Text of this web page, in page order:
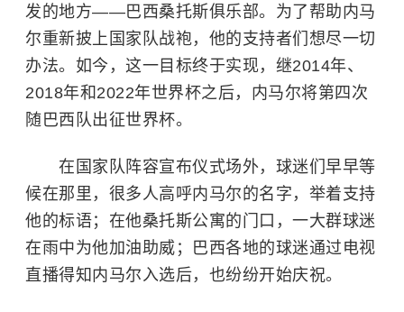
发的地方——巴西桑托斯俱乐部。为了帮助内马
尔重新披上国家队战袍，他的支持者们想尽一切
办法。如今，这一目标终于实现，继2014年、
2018年和2022年世界杯之后，内马尔将第四次
随巴西队出征世界杯。
在国家队阵容宣布仪式场外，球迷们早早等
候在那里，很多人高呼内马尔的名字，举着支持
他的标语；在他桑托斯公寓的门口，一大群球迷
在雨中为他加油助威；巴西各地的球迷通过电视
直播得知内马尔入选后，也纷纷开始庆祝。